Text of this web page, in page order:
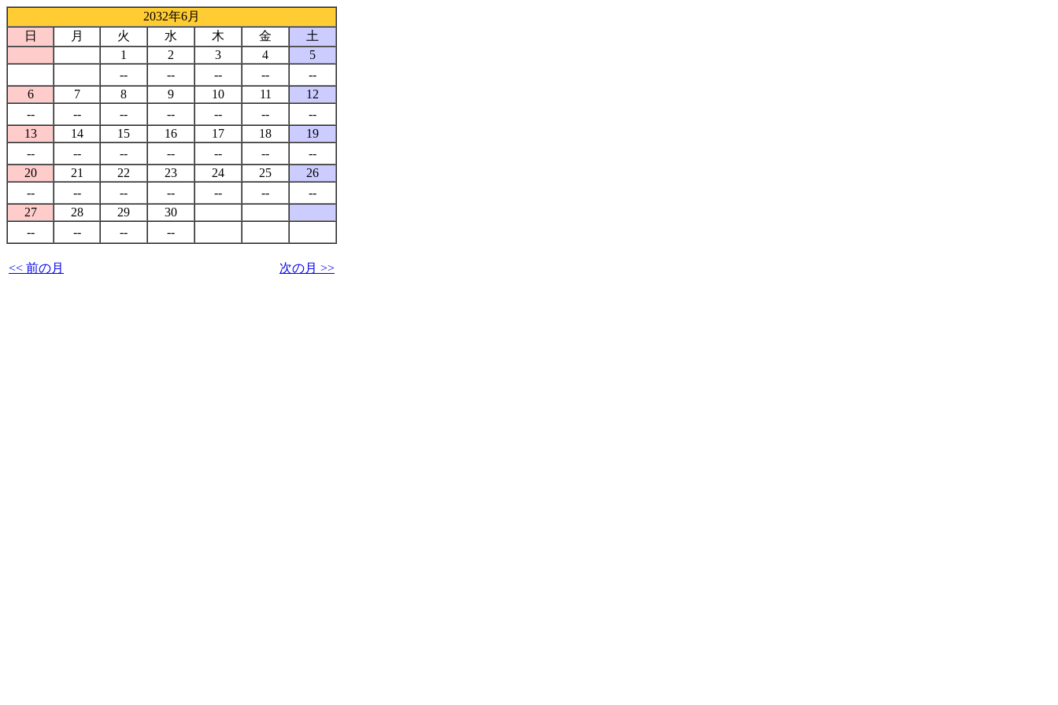
2032年6月
日
月 火 水 木 金
土
1
2 3 4
5
--
-- -- --
--
6
7 8 9 10 11
12
--
-- -- -- -- --
--
13
14 15 16 17 18
19
--
-- -- -- -- --
--
20
21 22 23 24 25
26
--
-- -- -- -- --
--
27
28 29
30
--
-- -- --
<< 前の月 次の月 >>